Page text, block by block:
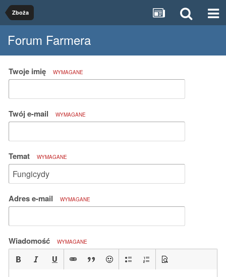
Zboża
Forum Farmera
Twoje imię WYMAGANE
Twój e-mail WYMAGANE
Temat WYMAGANE
Adres e-mail WYMAGANE
Wiadomość WYMAGANE